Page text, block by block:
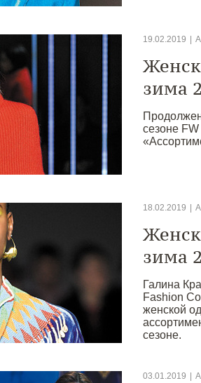
19.02.2019
зима
сезоне
18.02.2019
зима
Галина
Fashion
женской
сезоне.
03.01.2019